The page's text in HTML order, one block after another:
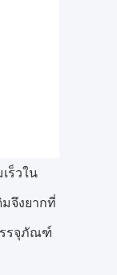
ร็วใน
จึงยากที่
รรจุภัณฑ์